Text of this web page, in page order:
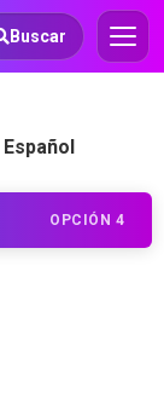
Buscar
OPCIÓN 4